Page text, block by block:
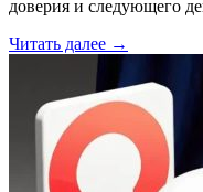
доверия и следующего
Читать далее →